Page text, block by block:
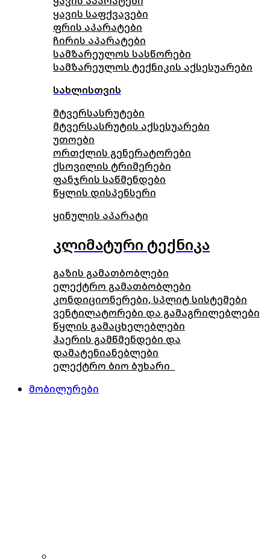
ყავის საფქვავები
ფრის აპარატები
ჩირის აპარატები
სამზარეულოს სასწორები
სამზარეულოს ტექნიკის აქსესუარები
სახლისთვის
მტვერსასრუტები
მტვერსასრუტის აქსესუარები
უთოები
ორთქლის გენერატორები
ქსოვილის ტრიმერები
ფანჯრის საწმენდები
წყლის დისპენსერი
ყინულის აპარატი
კლიმატური ტექნიკა
გაზის გამათბობლები
ელექტრო გამათბობლები
კონდიციონერები, სპლიტ სისტემები
ვენტილატორები და გამაგრილებლები
წყლის გამაცხელებლები
ჰაერის გამწმენდები და
დამატენიანებლები
ელექტრო ბიო ბუხარი
მობილურები